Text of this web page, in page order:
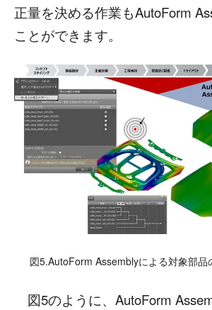
正量を決める作業もAutoForm
ことができます。
図5.AutoForm Assemblyによる対象部品
図5のように、AutoForm